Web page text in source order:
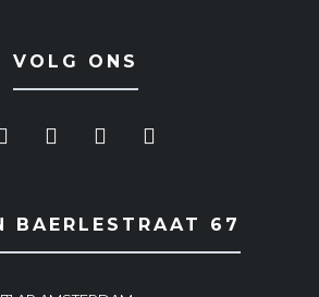
VOLG ONS
BAERLESTRAAT 67